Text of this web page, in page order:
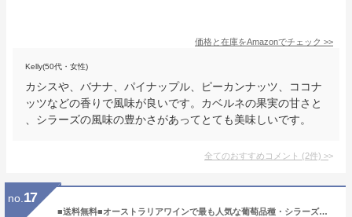
価格と在庫をAmazonでチェック >>
Kelly(50代・女性)
カシスや、バナナ、パイナップル、ピーカンナッツ、ココナ
ッツなどの香りで風味が良いです。カベルネの果実の甘さと
、シラーズの風味の豊かさがあってとても美味しいです。
全てのおすすめコメント (2件) >
no. 17
■送料無料■オーストラリアワインで最も人気な葡萄品種・シラーズ 三種飲み比べ 各2本の6本セットVer.4 【赤ワインセット】【オーストラリアワインセット】【送料込み・送料無料】【楽天 通販 販売】